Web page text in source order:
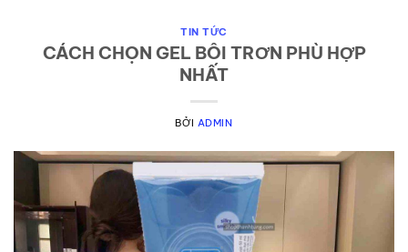
TIN TỨC
CÁCH CHỌN GEL BÔI TRƠN PHÙ HỢP
NHẤT
BỞI ADMIN